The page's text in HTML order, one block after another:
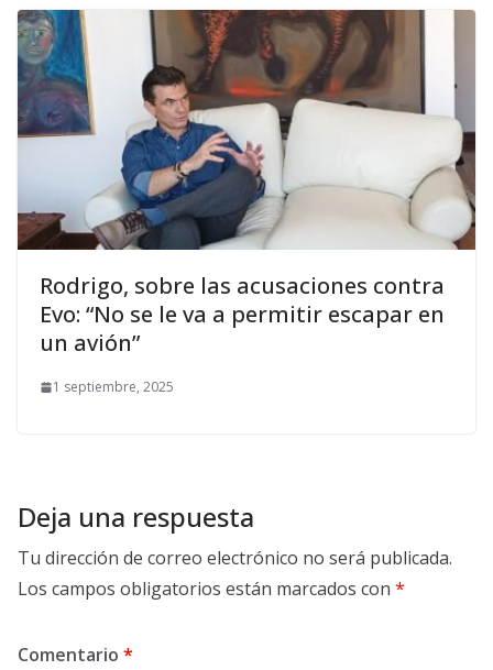
Rodrigo, sobre las acusaciones contra
Evo: “No se le va a permitir escapar en
un avión”
1 septiembre, 2025
Deja una respuesta
Tu dirección de correo electrónico no será publicada.
Los campos obligatorios están marcados con *
Comentario *